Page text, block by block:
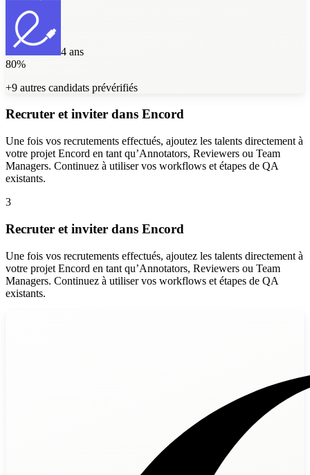
4 ans
80%
+9 autres candidats prévérifiés
Recruter et inviter dans Encord
Une fois vos recrutements effectués, ajoutez les talents directement à
votre projet Encord en tant qu’Annotators, Reviewers ou Team
Managers. Continuez à utiliser vos workflows et étapes de QA
existants.
3
Recruter et inviter dans Encord
Une fois vos recrutements effectués, ajoutez les talents directement à
votre projet Encord en tant qu’Annotators, Reviewers ou Team
Managers. Continuez à utiliser vos workflows et étapes de QA
existants.